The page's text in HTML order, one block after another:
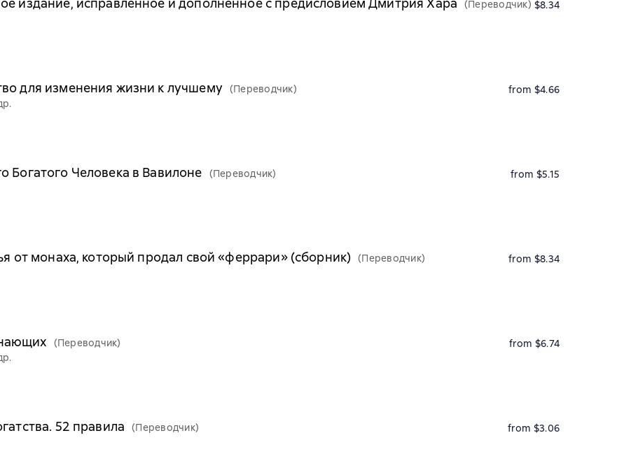
(Переводчик) $8.34
для изменения жизни к лучшему (Переводчик)
from $4.66
Богатого Человека в Вавилоне
(Переводчик)
from $5.15
от монаха, который продал свой «феррари» (сборник) (Переводчик)
from $8.34
(Переводчик)
from $6.74
52 правила
(Переводчик)
from $3.06